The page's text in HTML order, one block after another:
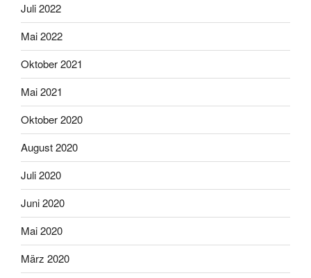
Juli 2022
Mai 2022
Oktober 2021
Mai 2021
Oktober 2020
August 2020
Juli 2020
Juni 2020
Mai 2020
März 2020